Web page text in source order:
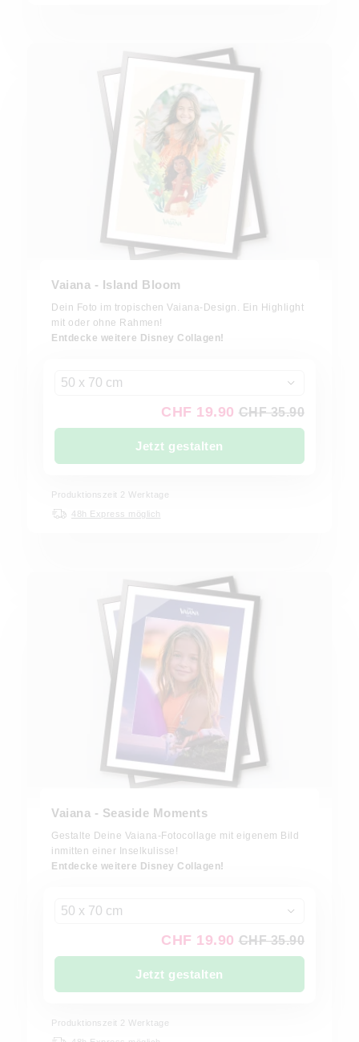
Vaiana - Island Bloom
Dein Foto im tropischen Vaiana-Design. Ein Highlight
mit oder ohne Rahmen!
Entdecke weitere Disney Collagen!
50 x 70 cm
CHF 19.90 CHF 35.90
Jetzt gestalten
Produktionszeit 2 Werktage
48h Express möglich
Vaiana - Seaside Moments
Gestalte Deine Vaiana-Fotocollage mit eigenem Bild
inmitten einer Inselkulisse!
Entdecke weitere Disney Collagen!
50 x 70 cm
CHF 19.90 CHF 35.90
Jetzt gestalten
Produktionszeit 2 Werktage